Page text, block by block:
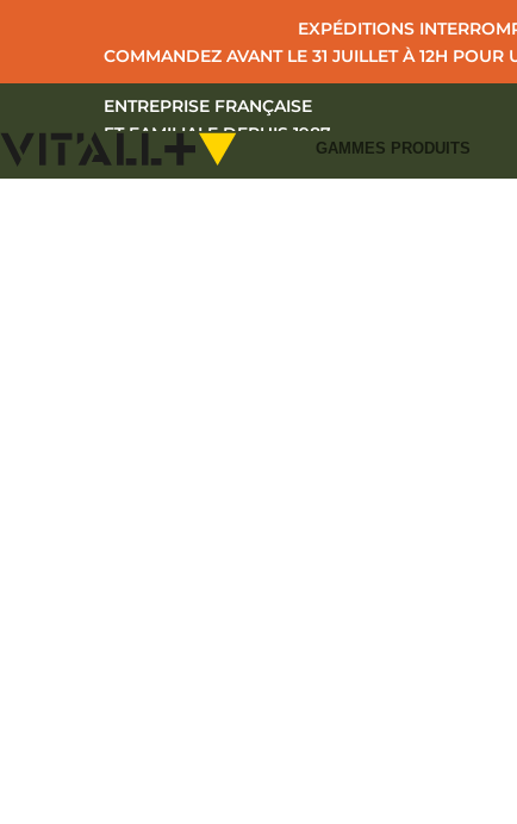
EXPÉDITIONS
COMMANDEZ AVANT LE 31 JUILLET À 12H
ENTREPRISE FRANÇAISE
ET FAMILIALE DEPUIS 1987
+33 (0)2 43 39 97 27
GAMMES PRODUITS